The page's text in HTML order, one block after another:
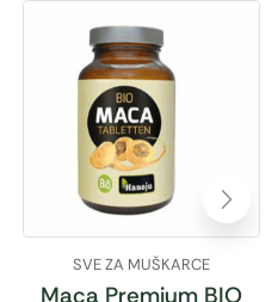
SVE ZA MUŠKARCE
Maca Premium BIO